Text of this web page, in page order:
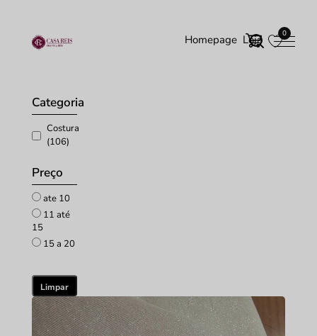
Homepage Loja 0
Categoria
Costura
(106)
Preço
ate 10
11 até
15
15 a 20
Limpar